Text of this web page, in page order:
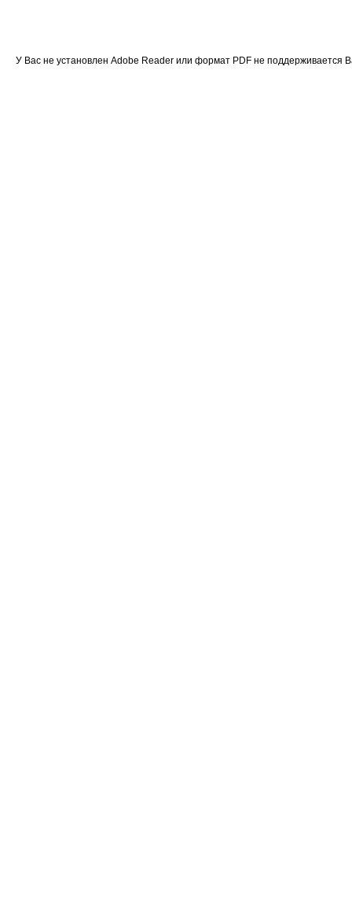
У Вас не установлен Adobe Reader или формат PDF не поддерживается